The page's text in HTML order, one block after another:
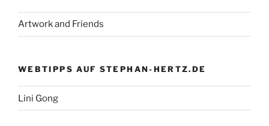
Artwork and Friends
WEBTIPPS AUF STEPHAN-HERTZ.DE
Lini Gong